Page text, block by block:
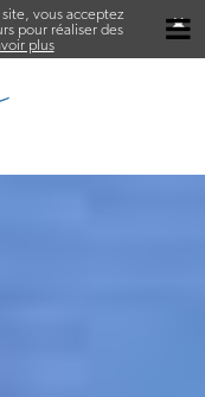
vous acceptez
pour réaliser des
plus
✖